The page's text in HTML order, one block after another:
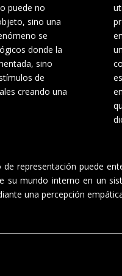
puede no
sino una
se
donde la
sino
de
creando una
representación puede
su mundo interno en un
una percepción